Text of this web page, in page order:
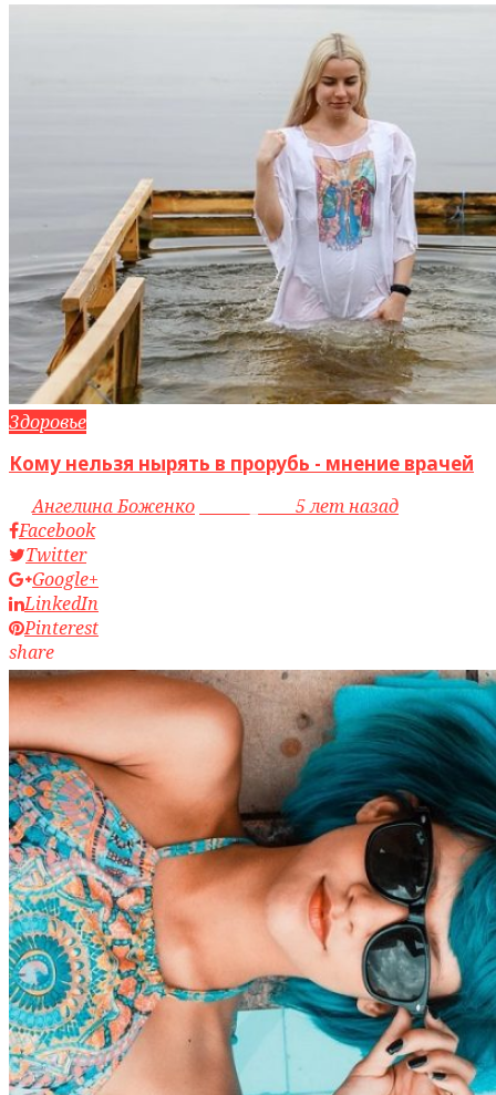
Здоровье
Кому нельзя нырять в прорубь - мнение врачей
byАнгелина Боженко
5 лет назад
Facebook
Twitter
Google+
LinkedIn
Pinterest
share